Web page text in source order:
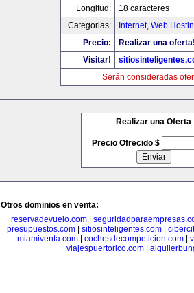
Longitud:
18 caracteres
Categorias:
Internet, Web
Precio:
Realizar una
Visitar!
Serán consideradas
Realizar una Oferta
Precio Ofrecido $
Otros dominios en venta:
reservadevuelo.com
presupuestos.com| sitiosinteligentes.com|
miamiventa.com
cochesdecompeticion.com
viajespuertorico.com|